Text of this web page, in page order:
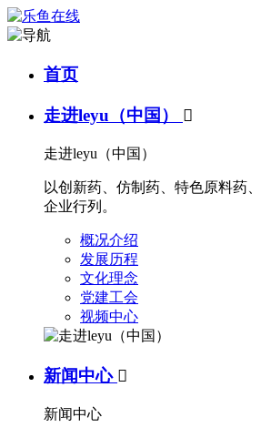
首页
走进leyu（中国） 
走进leyu（中国）
以创新药、仿制药、特色原料药
企业行列。
概况介绍
发展历程
文化理念
党建工会
视频中心
新闻中心 
新闻中心